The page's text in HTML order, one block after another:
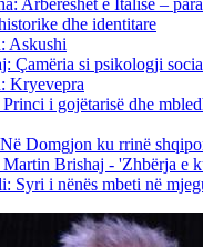
Arbëreshët e Italisë –
dhe identitare
Askushi
Çamëria si psikologji
Kryevepra
i gojëtarisë dhe
Domgjon ku rrinë
Brishaj - 'Zhbërja e
Syri i nënës mbeti në